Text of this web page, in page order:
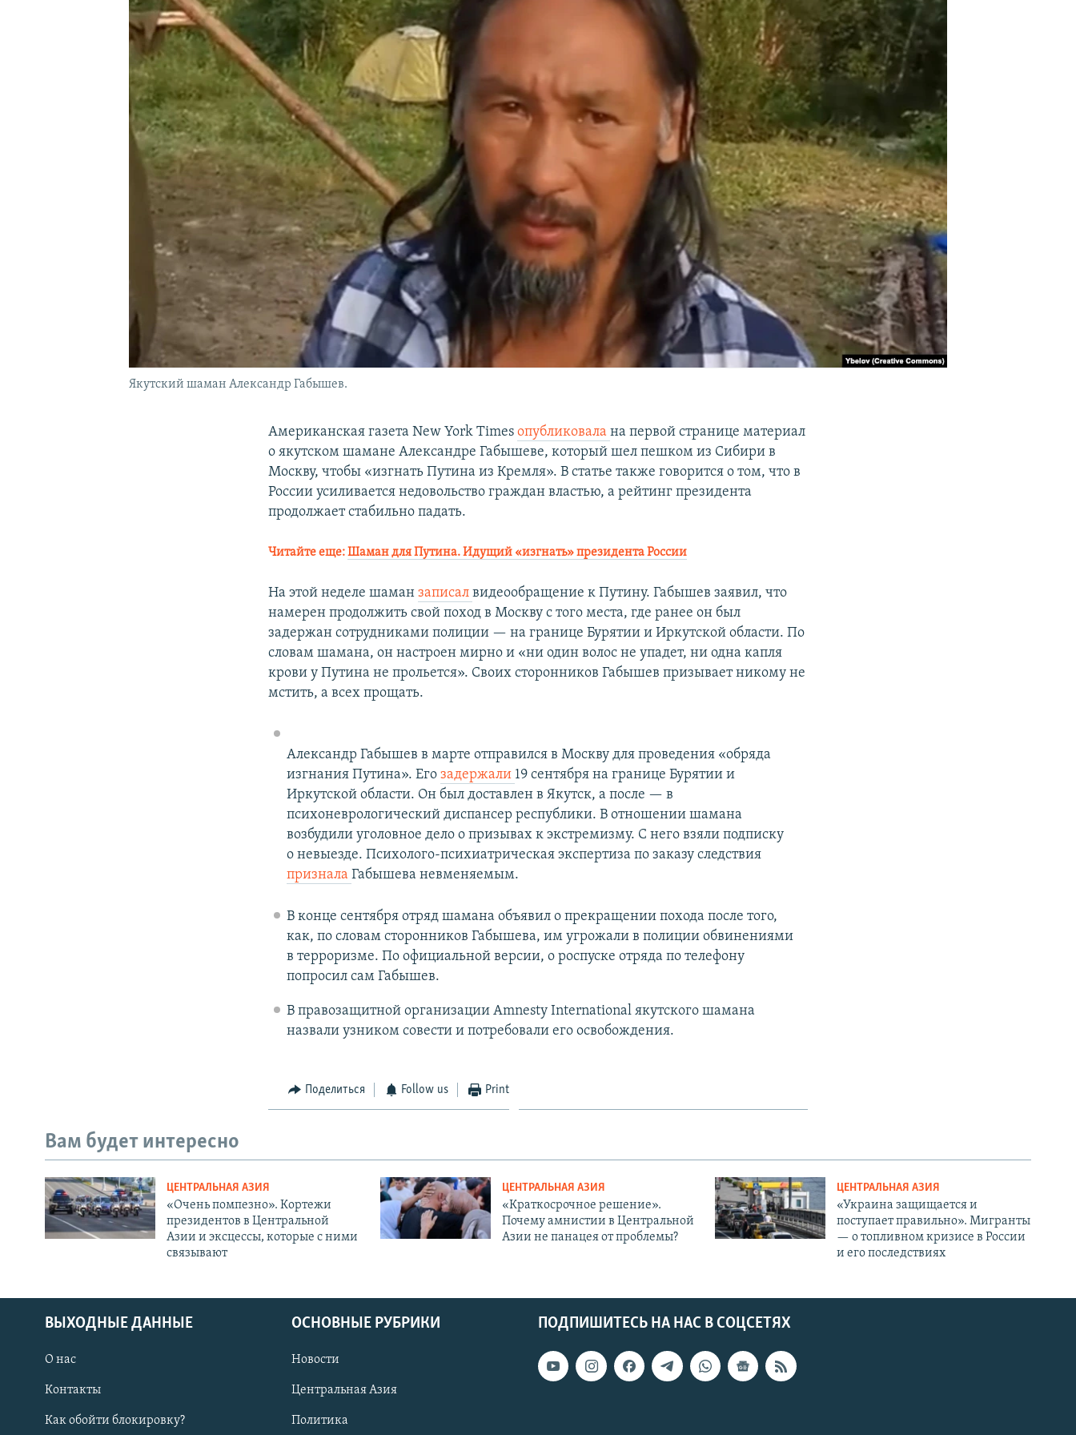
Якутский шаман Александр Габышев.
Американская газета New York Timesопубликовалана первой странице материал
о якутском шамане Александре Габышеве, который шел пешком из Сибири в
Москву, чтобы «изгнать Путина из Кремля». В статье также говорится о том, что в
России усиливается недовольство граждан властью, а рейтинг президента
продолжает стабильно падать.
Читайте еще:Шаман для Путина. Идущий «изгнать» президента России
На этой неделе шаманзаписалвидеообращение к Путину. Габышев заявил, что
намерен продолжить свой поход в Москву с того места, где ранее он был
задержан сотрудниками полиции — на границе Бурятии и Иркутской области. По
словам шамана, он настроен мирно и «ни один волос не упадет, ни одна капля
крови у Путина не прольется». Своих сторонников Габышев призывает никому не
мстить, а всех прощать.
Александр Габышев в марте отправился в Москву для проведения «обряда
изгнания Путина». Его задержали 19 сентября на границе Бурятии и
Иркутской области. Он был доставлен в Якутск, а после — в
психоневрологический диспансер республики. В отношении шамана
возбудили уголовное дело о призывах к экстремизму. С него взяли подписку
о невыезде. Психолого-психиатрическая экспертиза по заказу следствия
признала Габышева невменяемым.
В конце сентября отряд шамана объявил о прекращении похода после того,
как, по словам сторонников Габышева, им угрожали в полиции обвинениями
в терроризме. По официальной версии, о роспуске отряда по телефону
попросил сам Габышев.
В правозащитной организации Amnesty International якутского шамана
назвали узником совести и потребовали его освобождения.
Поделиться Follow us Print
Вам будет интересно
ЦЕНТРАЛЬНАЯ АЗИЯ
«Очень помпезно». Кортежи
президентов в Центральной
Азии и эксцессы, которые с ними
связывают
ЦЕНТРАЛЬНАЯ АЗИЯ
«Краткосрочное решение».
Почему амнистии в Центральной
Азии не панацея от проблемы?
ЦЕНТРАЛЬНАЯ АЗИЯ
«Украина защищается и
поступает правильно». Мигранты
— о топливном кризисе в России
и его последствиях
ПОДПИШИТЕСЬ НА НАС В СОЦСЕТЯХ
ВЫХОДНЫЕ ДАННЫЕ
О нас
Контакты
Как обойти блокировку?
ОСНОВНЫЕ РУБРИКИ
Новости
Центральная Азия
Политика